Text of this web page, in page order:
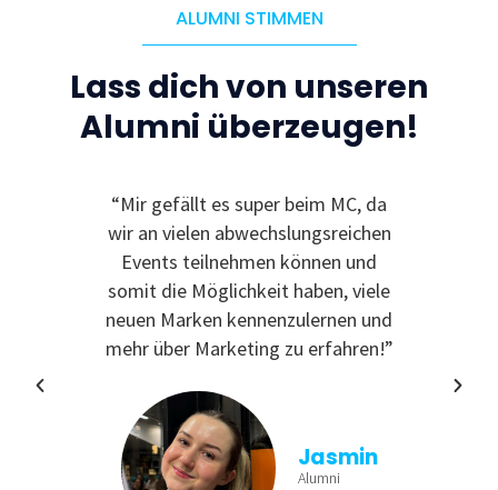
ALUMNI STIMMEN
Lass dich von unseren
Alumni überzeugen!
“Mir gefällt es super beim MC, da
wir an vielen abwechslungsreichen
Events teilnehmen können und
somit die Möglichkeit haben, viele
neuen Marken kennenzulernen und
mehr über Marketing zu erfahren!”
Jasmin
Alumni